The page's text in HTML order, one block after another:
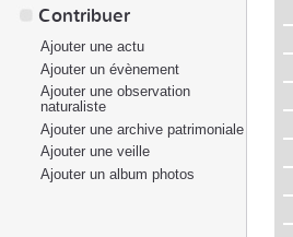
Contribuer
Ajouter une actu
Ajouter un évènement
Ajouter une observation
naturaliste
Ajouter une archive patrimoniale
Ajouter une veille
Ajouter un album photos